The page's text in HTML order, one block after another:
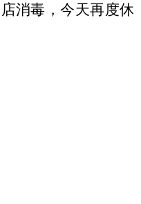
消毒，今天再度休